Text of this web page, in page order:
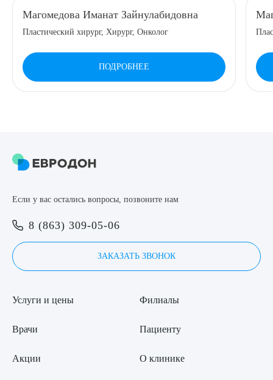
8 (863) 309-05-06
ЗАКАЗАТЬ ЗВОНОК
ЗАПИСЬ ОНЛАЙН
Магомедова Иманат Зайнулабидовна
Пластический хирург, Хирург, Онколог
ПОДРОБНЕЕ
Если у вас остались вопросы, позвоните нам
8 (863) 309-05-06
ЗАКАЗАТЬ ЗВОНОК
Услуги и цены
Врачи
Акции
Филиалы
Пациенту
О клинике
ОТПРАВИТЬ
Я даю согласие на